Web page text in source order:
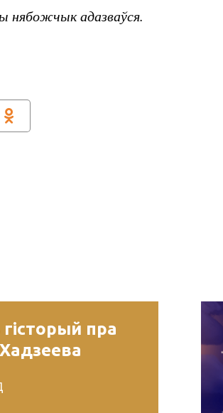
нябожчык адазваўся.
пра